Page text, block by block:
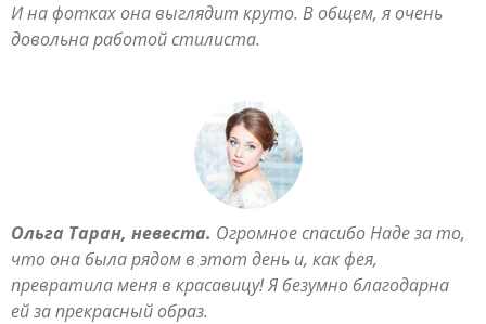
И на фотках она выглядит круто. В общем, я очень
довольна работой стилиста.
Ольга Таран, невеста. Огромное спасибо Наде за то,
что она была рядом в этот день и, как фея,
превратила меня в красавицу! Я безумно благодарна
ей за прекрасный образ.